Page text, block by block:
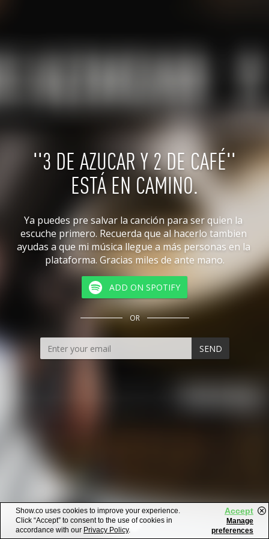
''3 DE AZUCAR Y 2 DE CAFÉ''
ESTÁ EN CAMINO.
Ya puedes pre salvar la canción para ser quien la
escuche primero. Recuerda que al hacerlo tambien
ayudas a que mi música llegue a más personas en la
plataforma. Gracias miles de ante mano.
ADD ON SPOTIFY
OR
SEND
Show.co uses cookies to improve your experience.
Click “Accept” to consent to the use of cookies in
accordance with our Privacy Policy.
Accept
Manage
preferences